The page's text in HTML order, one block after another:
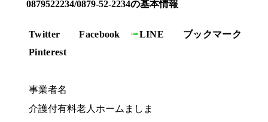
0879522234/0879-52-2234の基本情報
Twitter Facebook LINE
ブックマーク
Pinterest
事業者名
介護付有料老人ホームましま